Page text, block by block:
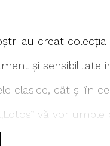
au creat colecția
și sensibilitate
clasice, cât și în
vă vor umple